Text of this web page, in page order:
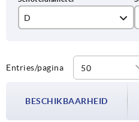
D
65
Entries/pagina
BESCHIKBAARHEID